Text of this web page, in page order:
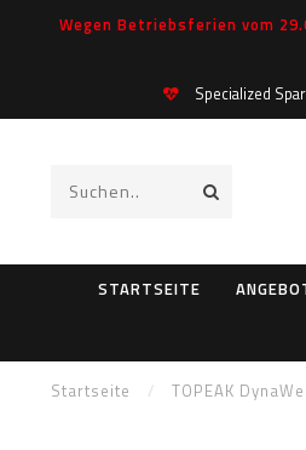
Wegen Betriebsferien vom
Specialized
STARTSEITE
Startseite / TOPEAK